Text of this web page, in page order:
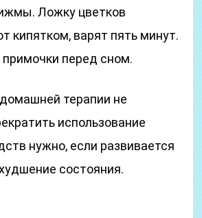
Ложку цветков
кипятком, варят пять минут.
перед сном.
терапии не
использование
нужно, если развивается
состояния.